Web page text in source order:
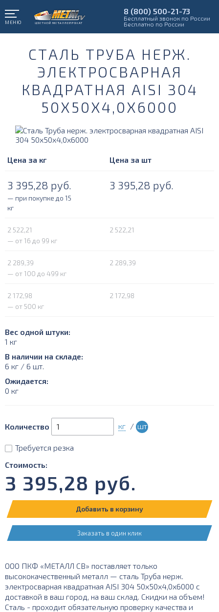
МЕНЮ
8 (800) 500-21-73
Бесплатный звонок по России
Бесплатно по России
СТАЛЬ ТРУБА НЕРЖ.
ЭЛЕКТРОСВАРНАЯ
КВАДРАТНАЯ AISI 304
50Х50Х4,0Х6000
Цена за кг Цена за шт
3 395,28 руб. 3 395,28 руб.
— при покупке до 15
кг
2 522,21
2 522,21
— от 16 до 99 кг
2 289,39
2 289,39
— от 100 до 499 кг
2 172,98
2 172,98
— от 500 кг
Вес одной штуки:
1 кг
В наличии на складе:
6 кг / 6 шт.
Ожидается:
0 кг
Количество кг / шт
Требуется резка
Стоимость:
3 395,28 руб.
Добавить в корзину
Заказать в один клик
ООО ПКФ «МЕТАЛЛ СВ» поставляет только
высококачественный металл — сталь Труба нерж.
электросварная квадратная AISI 304 50х50х4,0х6000 с
доставкой в ваш город, на ваш склад. Скидки на объем!
Сталь - проходит обязательную проверку качества и